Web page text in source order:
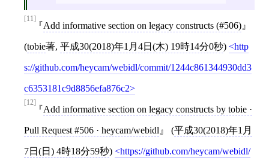
[11]
Add informative section on legacy constructs (#506)
(tobie著, 平成30(2018)年1月4日(木) 19時14分0秒) http
s://github.com/heycam/webidl/commit/1244c861344930dd3
c6353181c9d8856efa876c2
[12]
Add informative section on legacy constructs by tobie ·
Pull Request #506 · heycam/webidl (平成30(2018)年1月
7日(日) 4時18分59秒) https://github.com/heycam/webidl/